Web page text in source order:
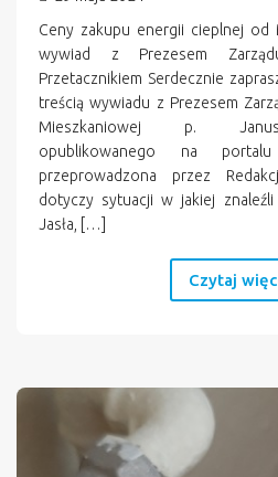
Ceny zakupu energii cieplnej od
wywiad z Prezesem
Przetacznikiem Serdecznie
treścią wywiadu z Prezesem
Mieszkaniowej p.
opublikowanego na portalu
przeprowadzona przez
dotyczy sytuacji w jakiej
Jasła, […]
Czytaj